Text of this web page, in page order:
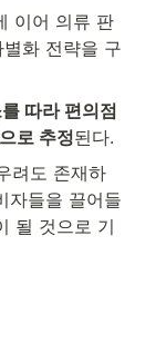
이어 의류 판
화 전략을 구
따라 편의점
로 추정된다.
려도 존재하
자들을 끌어들
될 것으로 기